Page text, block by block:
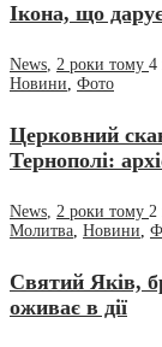
Ікона, що
News 2 роки тому 4
Новини Фото
Церковний
Тернополі:
News 2 роки тому 2
Молитва Новини
Святий Яків,
оживає в дії